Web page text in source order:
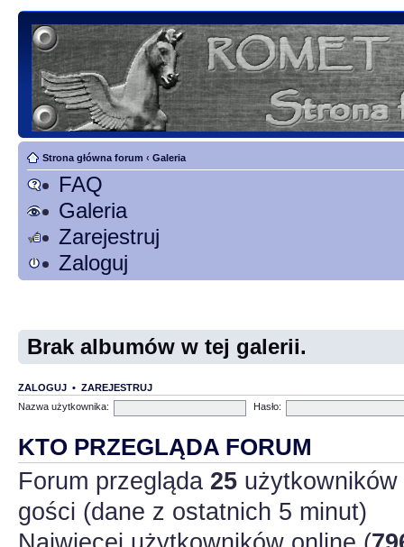
Strona główna forum ‹ Galeria
FAQ
Galeria
Zarejestruj
Zaloguj
Brak albumów w tej galerii.
ZALOGUJ • ZAREJESTRUJ
Nazwa użytkownika:
Hasło:
KTO PRZEGLĄDA FORUM
Forum przegląda 25
gości (dane z ostatnich 5 minut)